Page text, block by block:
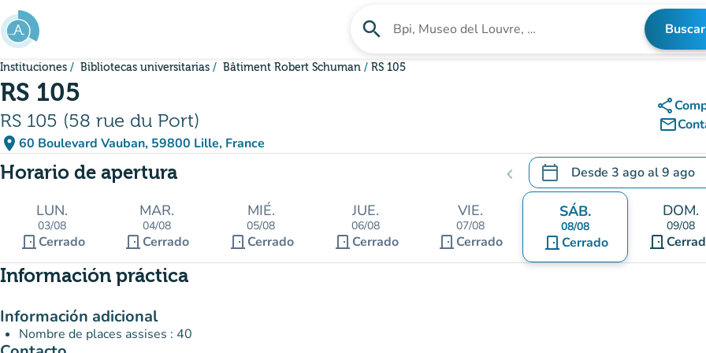
Ir al contenido principal
search Buscar un establecimiento Buscar
Instituciones Bibliotecas universitarias Bâtiment Robert Schuman RS 105
RS 105
RS 105 (58 rue du Port)
place 60 Boulevard Vauban, 59800 Lille, France
(abrir en Google Maps)
(nueva pestaña)
share
mail_outline
Horario de apertura chevron_left calendar_today Desde 3 agoal9 ago
.Abra el calendario para
LUN.
03/08
door_front Cerrado
MAR.
04/08
door_front Cerrado
MIÉ.
05/08
door_front Cerrado
JUE.
06/08
door_front Cerrado
VIE.
07/08
door_front Cerrado
SÁB.
08/08
door_front Cerrado
DOM.
09/08
door_front
Información práctica
Información adicional
Nombre de places assises : 40